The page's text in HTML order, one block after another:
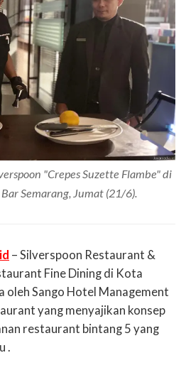
"Crepes Suzette Flambe" di
Semarang, Jumat (21/6).
– Silverspoon Restaurant &
Fine Dining di Kota
oleh Sango Hotel Management
yang menyajikan konsep
restaurant bintang 5 yang
.